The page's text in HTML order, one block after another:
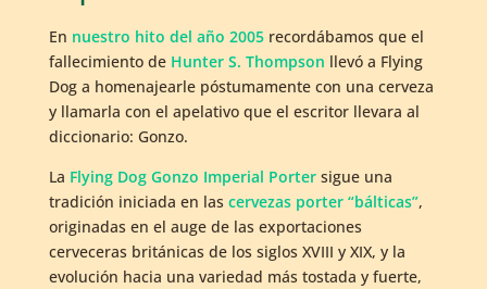
En nuestro hito del año 2005recordábamos que el
fallecimiento de Hunter S. Thompson llevó a Flying
Dog a homenajearle póstumamente con una cerveza
y llamarla con el apelativo que el escritor llevara al
diccionario: Gonzo.
La Flying Dog Gonzo Imperial Portersigue una
tradición iniciada en las cervezas porter “bálticas”,
originadas en el auge de las exportaciones
cerveceras británicas de los siglos XVIII y XIX, y la
evolución hacia una variedad más tostada y fuerte,